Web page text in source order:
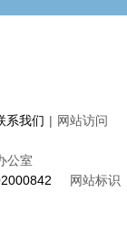
系我们 | 网站访问
公室
网站标识